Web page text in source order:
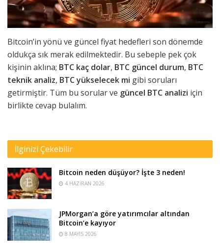
Bitcoin’in yönü ve güncel fiyat hedefleri son dönemde
oldukça sık merak edilmektedir. Bu sebeple pek çok
kişinin aklına; BTC kaç dolar, BTC güncel durum, BTC
teknik analiz, BTC yükselecek mi gibi soruları
getirmiştir. Tüm bu sorular ve güncel BTC analizi için
birlikte cevap bulalım.
İlginizi Çekebilir
Bitcoin neden düşüyor? İşte 3 neden!
4 HAZIRAN 2026
JPMorgan’a göre yatırımcılar altından
Bitcoin’e kayıyor
8 MAYIS 2026